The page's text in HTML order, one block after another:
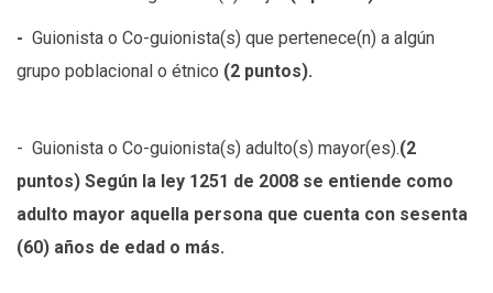
- Guionista o Co-guionista(s) que pertenece(n) a algún
grupo poblacional o étnico (2 puntos).
- Guionista o Co-guionista(s) adulto(s) mayor(es).(2
puntos) Según la ley 1251 de 2008 se entiende como
adulto mayor aquella persona que cuenta con sesenta
(60) años de edad o más.